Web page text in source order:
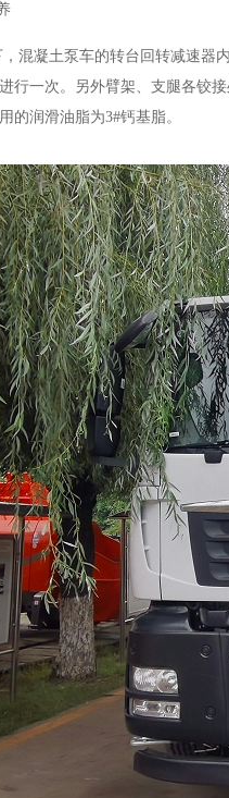
混凝土泵车的转台回转减速器
行一次。另外臂架、支腿各铰
的润滑油脂为3#钙基脂。